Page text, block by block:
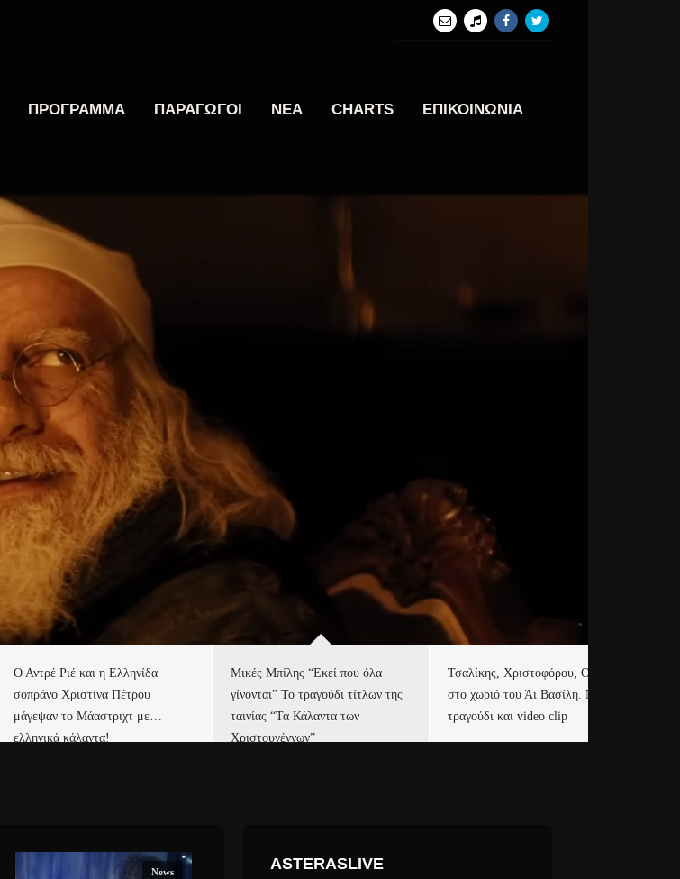
ΠΡΟΓΡΑΜΜΑ ΠΑΡΑΓΩΓΟΙ ΝΕΑ CHARTS ΕΠΙΚΟΙΝΩΝΙΑ
Ο Αντρέ Ριέ και η Ελληνίδα
σοπράνο Χριστίνα Πέτρου
μάγεψαν το Μάαστριχτ με…
ελληνικά κάλαντα!
Μικές Μπίλης “Εκεί που όλα
γίνονται” Το τραγούδι τίτλων της
ταινίας “Τα Κάλαντα των
Χριστουγέννων”
Τσαλίκης, Χριστοφόρου, ONE
στο χωριό του Άι Βασίλη. Νέο
τραγούδι και video clip
News ASTERASLIVE